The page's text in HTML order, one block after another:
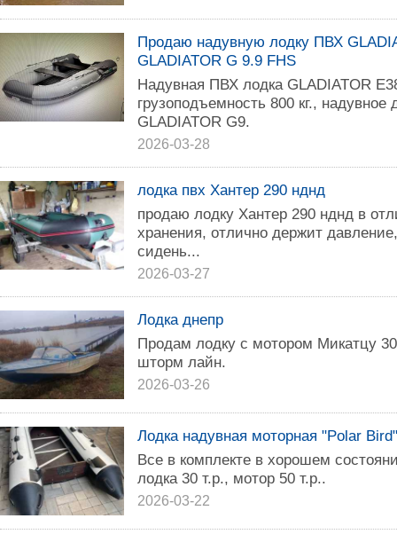
Продаю надувную лодку ПВХ
GLADIATOR G 9.9 FHS
Надувная ПВХ лодка GLADIATOR
грузоподъемность 800 кг.,
GLADIATOR G9.
2026-03-28
лодка пвх Хантер 290 нднд
продаю лодку Хантер 290 нднд в
хранения, отлично держит
сидень...
2026-03-27
Лодка днепр
Продам лодку с мотором Микатцу
шторм лайн.
2026-03-26
Лодка надувная моторная "Polar
Все в комплекте в хорошем
лодка 30 т.р., мотор 50 т.р..
2026-03-22